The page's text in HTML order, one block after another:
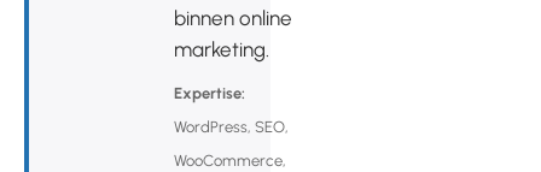
binnen online
marketing.
Expertise:
WordPress, SEO,
WooCommerce,